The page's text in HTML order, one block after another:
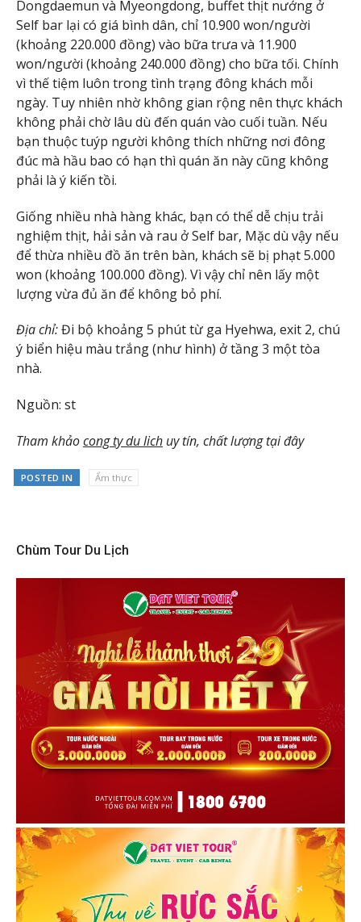
Dongdaemun và Myeongdong, buffet thịt nướng ở
Self bar lại có giá bình dân, chỉ 10.900 won/người
(khoảng 220.000 đồng) vào bữa trưa và 11.900
won/người (khoảng 240.000 đồng) cho bữa tối. Chính
vì thế tiệm luôn trong tình trạng đông khách mỗi
ngày. Tuy nhiên nhờ không gian rộng nên thực khách
không phải chờ lâu dù đến quán vào cuối tuần. Nếu
bạn thuộc tuýp người không thích những nơi đông
đúc mà hầu bao có hạn thì quán ăn này cũng không
phải là ý kiến tồi.
Giống nhiều nhà hàng khác, bạn có thể dễ chịu trải
nghiệm thịt, hải sản và rau ở Self bar, Mặc dù vậy nếu
để thừa nhiều đồ ăn trên bàn, khách sẽ bị phạt 5.000
won (khoảng 100.000 đồng). Vì vậy chỉ nên lấy một
lượng vừa đủ ăn để không bỏ phí.
Địa chỉ:Đi bộ khoảng 5 phút từ ga Hyehwa, exit 2, chú
ý biển hiệu màu trắng (như hình) ở tầng 3 một tòa
nhà.
Nguồn: st
Tham khảocong ty du lich uy tín, chất lượng tại đây
POSTED IN Ẩm thực
Chùm Tour Du Lịch